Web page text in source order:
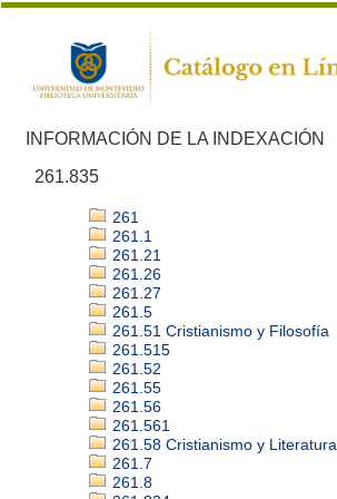
INFORMACIÓN DE LA INDEXACIÓN
261.835
261
261.1
261.21
261.26
261.27
261.5
261.51 Cristianismo y Filosofía
261.515
261.52
261.55
261.56
261.561
261.58 Cristianismo y Literatura
261.7
261.8